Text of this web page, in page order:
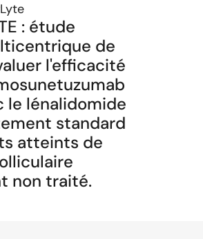
: étude
de
l'efficacité
le lénalidomide
standard
atteints de
non traité.